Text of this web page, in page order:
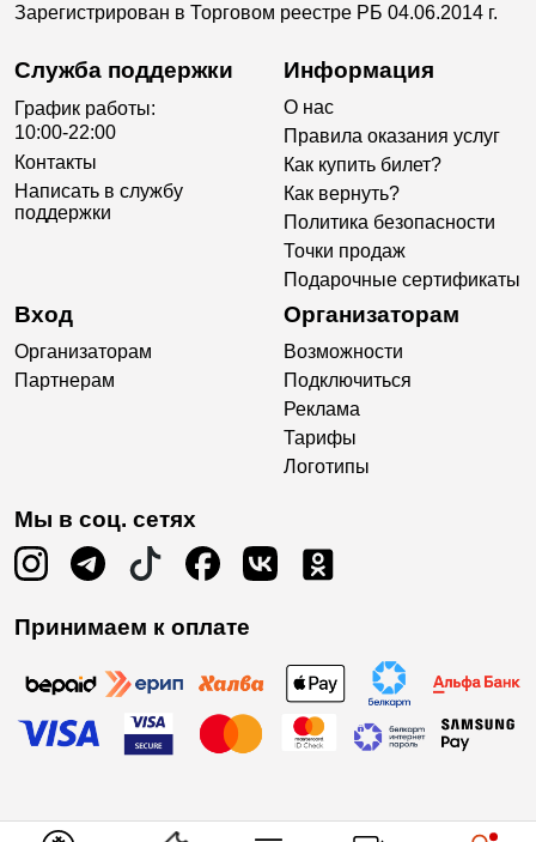
Зарегистрирован в Торговом реестре РБ 04.06.2014 г.
Служба поддержки
График работы:
10:00-22:00
Контакты
Написать в службу
поддержки
Информация
О нас
Правила оказания услуг
Как купить билет?
Как вернуть?
Политика безопасности
Точки продаж
Подарочные сертификаты
Вход
Организаторам
Партнерам
Организаторам
Возможности
Подключиться
Реклама
Тарифы
Логотипы
Мы в соц. сетях
Принимаем к оплате